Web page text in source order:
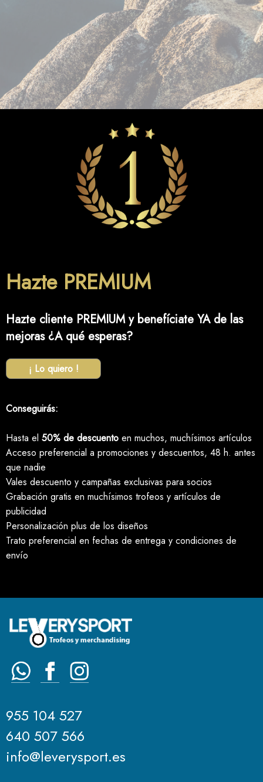
Hazte PREMIUM
Hazte cliente PREMIUM y benefíciate YA de las
mejoras ¿A qué esperas?
¡ Lo quiero !
Conseguirás:
Hasta el 50% de descuento en muchos, muchísimos artículos
Acceso preferencial a promociones y descuentos, 48 h. antes
que nadie
Vales descuento y campañas exclusivas para socios
Grabación gratis en muchísimos trofeos y artículos de
publicidad
Personalización plus de los diseños
Trato preferencial en fechas de entrega y condiciones de
envío
955 104 527
640 507 566
info@leverysport.es